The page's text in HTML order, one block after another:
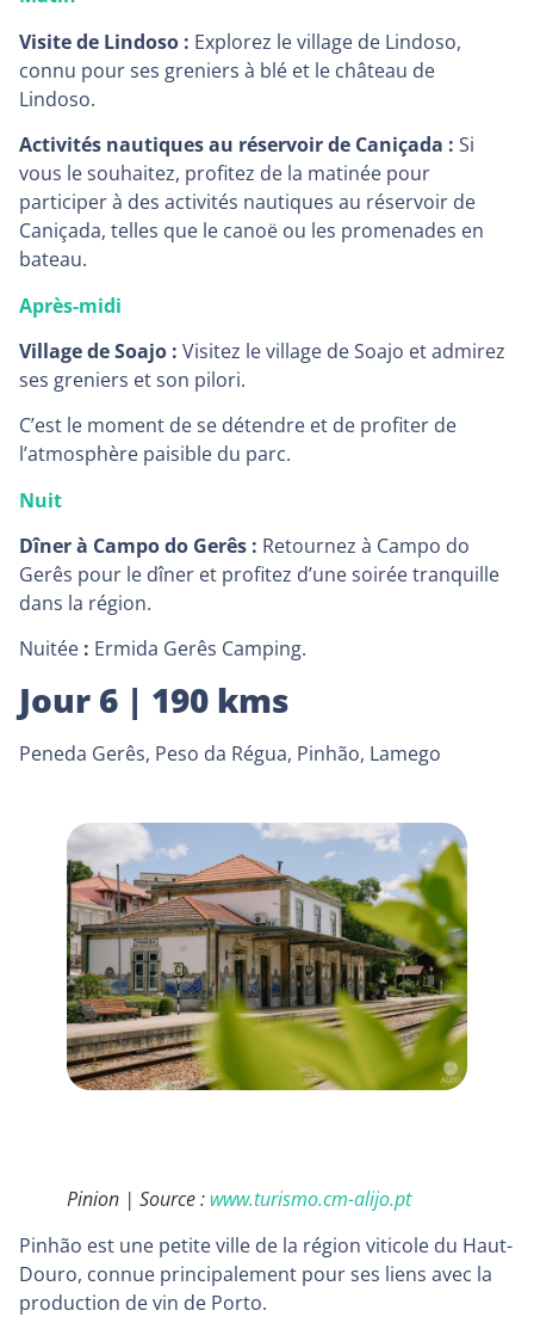
Visite de Lindoso : Explorez le village de Lindoso,
connu pour ses greniers à blé et le château de
Lindoso.
Activités nautiques au réservoir de Caniçada : Si
vous le souhaitez, profitez de la matinée pour
participer à des activités nautiques au réservoir de
Caniçada, telles que le canoë ou les promenades en
bateau.
Après-midi
Village de Soajo : Visitez le village de Soajo et admirez
ses greniers et son pilori.
C’est le moment de se détendre et de profiter de
l’atmosphère paisible du parc.
Nuit
Dîner à Campo do Gerês : Retournez à Campo do
Gerês pour le dîner et profitez d’une soirée tranquille
dans la région.
Nuitée : Ermida Gerês Camping.
Jour 6 | 190 kms
Peneda Gerês, Peso da Régua, Pinhão, Lamego
Pinion | Source : www.turismo.cm-alijo.pt
Pinhão est une petite ville de la région viticole du Haut-
Douro, connue principalement pour ses liens avec la
production de vin de Porto.